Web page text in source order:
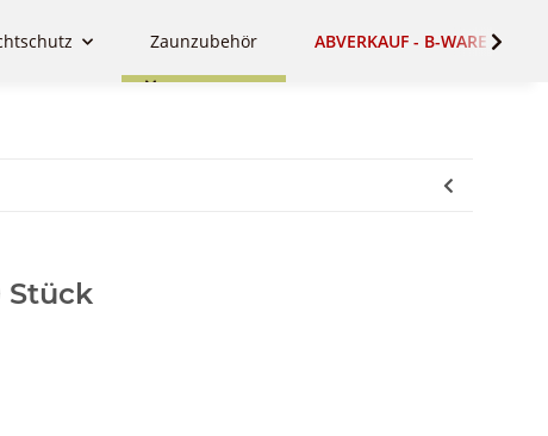
Zaunzubehör ABVERKAUF - B-WARE - SALE
Stück